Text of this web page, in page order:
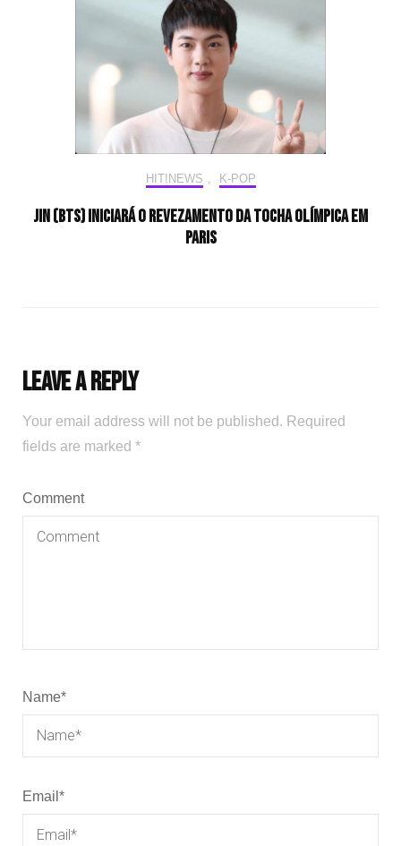
HIT!NEWS , K-POP
Jin (BTS) iniciará o revezamento da tocha olímpica em
Paris
Leave a Reply
Your email address will not be published. Required
fields are marked *
Comment
Name*
Email *